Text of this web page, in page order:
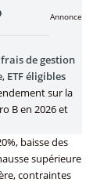
Annonce
frais de gestion
, ETF éligibles
sur la
B en 2026 et
baisse des
supérieure
contraintes